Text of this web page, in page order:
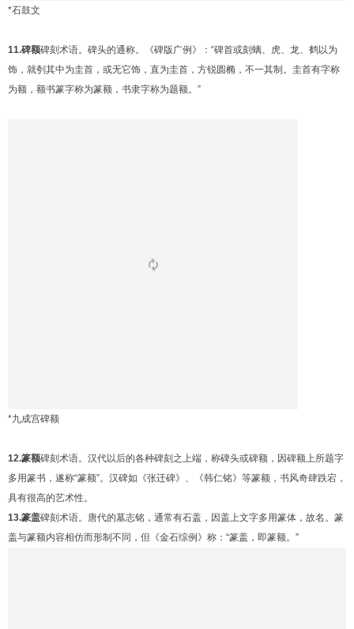
*石鼓文
11.碑额碑刻术语。碑头的通称。《碑版广例》：“碑首或刻螭、虎、龙、鹤以为
饰，就刳其中为圭首，或无它饰，直为圭首，方锐圆椭，不一其制。圭首有字称
为额，额书篆字称为篆额，书隶字称为题额。”
*九成宫碑额
12.篆额碑刻术语。汉代以后的各种碑刻之上端，称碑头或碑额，因碑额上所题字
多用篆书，遂称“篆额”。汉碑如《张迁碑》、《韩仁铭》等篆额，书风奇肆跌宕，
具有很高的艺术性。
13.篆盖碑刻术语。唐代的墓志铭，通常有石盖，因盖上文字多用篆体，故名。篆
盖与篆额内容相仿而形制不同，但《金石综例》称：“篆盖，即篆额。”